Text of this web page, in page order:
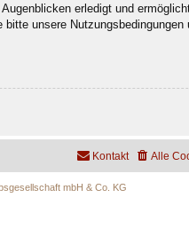
erledigt und
unsere
Alle
Kontakt
mbH & Co. KG